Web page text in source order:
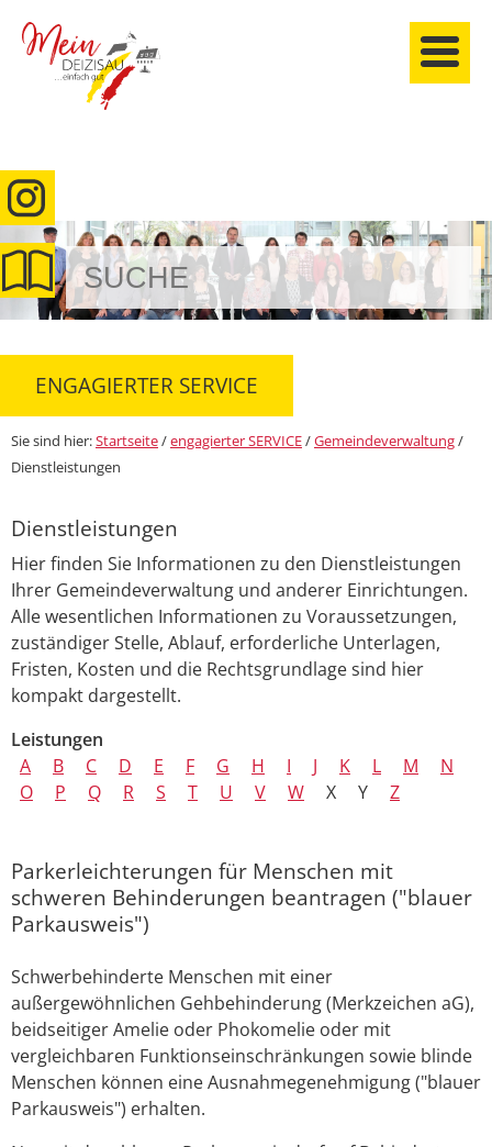
anmelden
ENGAGIERTER SERVICE
Sie sind hier:Startseite/engagierter SERVICE/Gemeindeverwaltung/
Dienstleistungen
Dienstleistungen
Hier finden Sie Informationen zu den Dienstleistungen
Ihrer Gemeindeverwaltung und anderer Einrichtungen.
Alle wesentlichen Informationen zu Voraussetzungen,
zuständiger Stelle, Ablauf, erforderliche Unterlagen,
Fristen, Kosten und die Rechtsgrundlage sind hier
kompakt dargestellt.
Leistungen
A
B C D E F G H I J K L M
N
O
P Q R S T U V W X Y Z
Parkerleichterungen für Menschen mit
schweren Behinderungen beantragen ("blauer
Parkausweis")
Schwerbehinderte Menschen mit einer
außergewöhnlichen Gehbehinderung (Merkzeichen aG),
beidseitiger Amelie oder Phokomelie oder mit
vergleichbaren Funktionseinschränkungen sowie blinde
Menschen können eine Ausnahmegenehmigung ("blauer
Parkausweis") erhalten.